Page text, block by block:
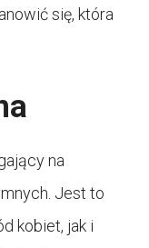
się, która
na
Jest to
kobiet, jak i